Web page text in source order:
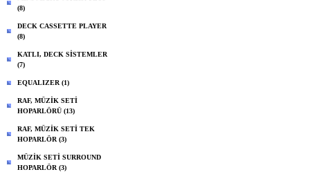
(8)
DECK CASSETTE PLAYER
(8)
KATLI, DECK SİSTEMLER
(7)
EQUALIZER (1)
RAF, MÜZİK SETİ
HOPARLÖRÜ (13)
RAF, MÜZİK SETİ TEK
HOPARLÖR (3)
MÜZİK SETİ SURROUND
HOPARLÖR (3)